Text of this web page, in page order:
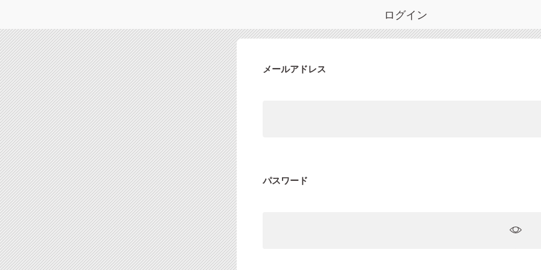
ログイン
メールアドレス
パスワード